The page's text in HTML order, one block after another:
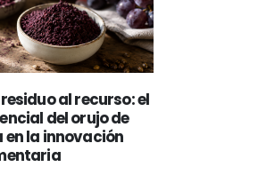
al recurso: el
del orujo de
en la innovación